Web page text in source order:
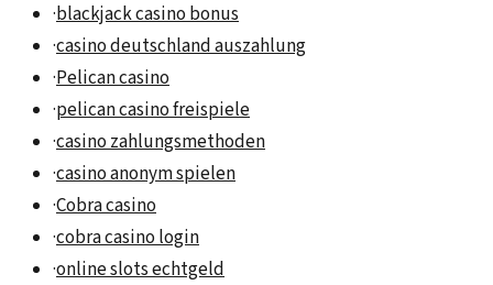
·blackjack casino bonus
·casino deutschland auszahlung
·Pelican casino
·pelican casino freispiele
·casino zahlungsmethoden
·casino anonym spielen
·Cobra casino
·cobra casino login
·online slots echtgeld